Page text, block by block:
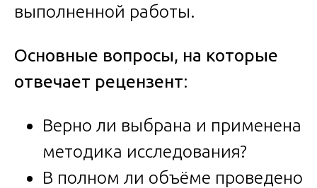
выполненной работы.
Основные вопросы, на которые
отвечает рецензент:
Верно ли выбрана и применена
методика исследования?
В полном ли объёме проведено